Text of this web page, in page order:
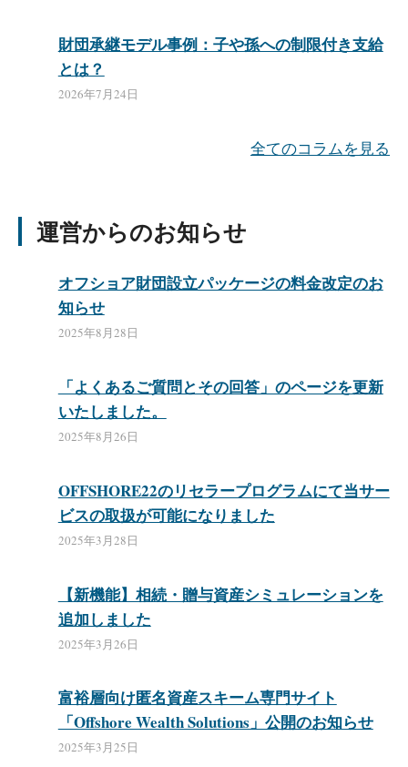
財団承継モデル事例：子や孫への制限付き支給
とは？
2026年7月24日
全てのコラムを見る
運営からのお知らせ
オフショア財団設立パッケージの料金改定のお
知らせ
2025年8月28日
「よくあるご質問とその回答」のページを更新
いたしました。
2025年8月26日
OFFSHORE22のリセラープログラムにて当サー
ビスの取扱が可能になりました
2025年3月28日
【新機能】相続・贈与資産シミュレーションを
追加しました
2025年3月26日
富裕層向け匿名資産スキーム専門サイト
「Offshore Wealth Solutions」公開のお知らせ
2025年3月25日